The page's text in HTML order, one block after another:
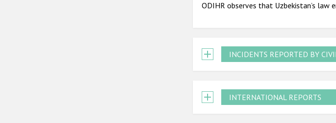
ODIHR observes that Uzbekistan’s
INCIDENTS REPORTED BY
INTERNATIONAL REPORTS